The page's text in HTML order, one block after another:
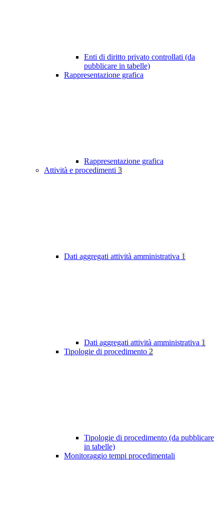
Enti di diritto privato controllati (da
pubblicare in tabelle)
Rappresentazione grafica
Rappresentazione grafica
Attività e procedimenti 3
Dati aggregati attività amministrativa 1
Dati aggregati attività amministrativa 1
Tipologie di procedimento 2
Tipologie di procedimento (da pubblicare
in tabelle)
Monitoraggio tempi procedimentali